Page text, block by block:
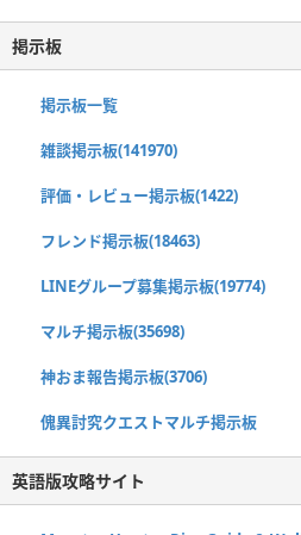
掲示板
掲示板一覧
雑談掲示板(141970)
評価・レビュー掲示板(1422)
フレンド掲示板(18463)
LINEグループ募集掲示板(19774)
マルチ掲示板(35698)
神おま報告掲示板(3706)
傀異討究クエストマルチ掲示板
英語版攻略サイト